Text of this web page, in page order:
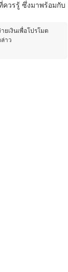
วรรู้ ซึ่งมาพร้อมกับ
เงินเพื่อโปรโมต
าว